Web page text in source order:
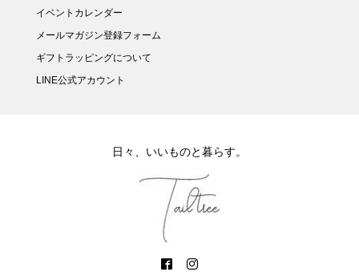
イベントカレンダー
メールマガジン登録フォーム
ギフトラッピングについて
LINE公式アカウント
日々、いいものと暮らす。